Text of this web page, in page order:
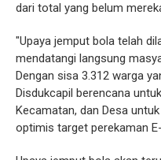
dari total yang belum
"Upaya jemput bola telah
mendatangi langsung
Dengan sisa 3.312 warga
Disdukcapil berencana
Kecamatan, dan Desa
optimis target perekaman